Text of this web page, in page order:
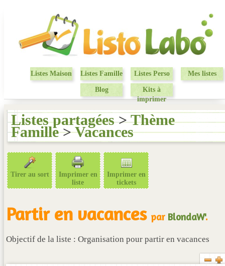
Listes Maison Listes Famille Listes Perso Mes listes
Blog
Kits à
imprimer
Listes partagées>Thème
Famille>Vacances
Tirer au sort
Imprimer en
liste
Imprimer en
tickets
Partir en vacances par BlondaW'.
Objectif de la liste : Organisation pour partir en vacances